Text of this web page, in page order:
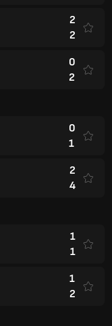
2
2
0
2
0
1
2
4
1
1
1
2